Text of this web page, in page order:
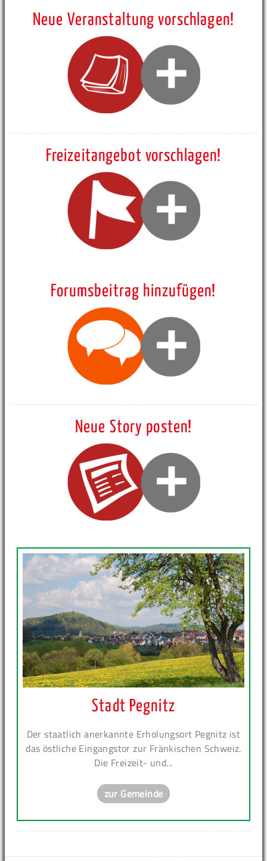
Neue Veranstaltung vorschlagen!
Freizeitangebot vorschlagen!
Forumsbeitrag hinzufügen!
Neue Story posten!
Stadt Pegnitz
Der staatlich anerkannte Erholungsort Pegnitz ist
das östliche Eingangstor zur Fränkischen Schweiz.
Die Freizeit- und...
zur Gemeinde